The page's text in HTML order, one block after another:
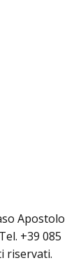
Apostolo
+39 085
riservati.